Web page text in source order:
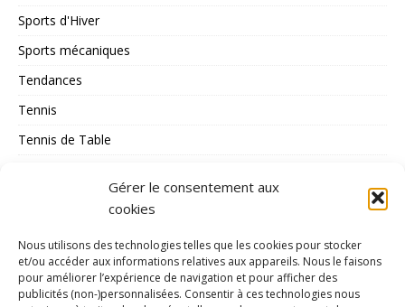
Gérer le consentement aux
cookies
Nous utilisons des technologies telles que les cookies pour stocker
et/ou accéder aux informations relatives aux appareils. Nous le faisons
pour améliorer l’expérience de navigation et pour afficher des
publicités (non-)personnalisées. Consentir à ces technologies nous
Sports d'Hiver
Sports mécaniques
Tendances
Tennis
Tennis de Table
volley_ball
water-polo